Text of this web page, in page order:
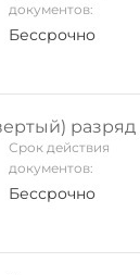
документов:
Бессрочно
разряд
Срок действия
документов:
Бессрочно